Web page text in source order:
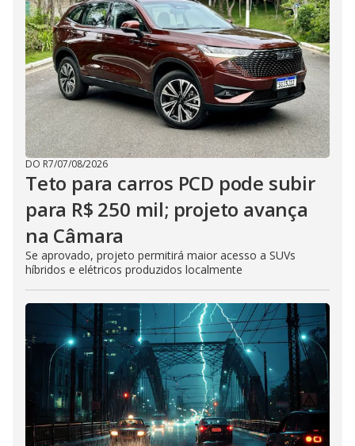
DO R7/07/08/2026
Teto para carros PCD pode subir
para R$ 250 mil; projeto avança
na Câmara
Se aprovado, projeto permitirá maior acesso a SUVs
híbridos e elétricos produzidos localmente